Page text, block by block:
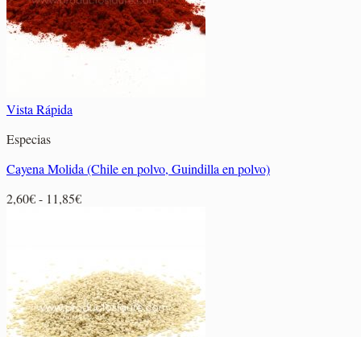
Vista Rápida
Especias
Cayena Molida (Chile en polvo, Guindilla en polvo)
2,60€- 11,85€Rango
2,60€
hasta
11,85€